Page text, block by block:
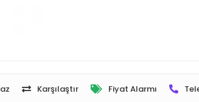
Karşılaştır Fiyat Alarmı